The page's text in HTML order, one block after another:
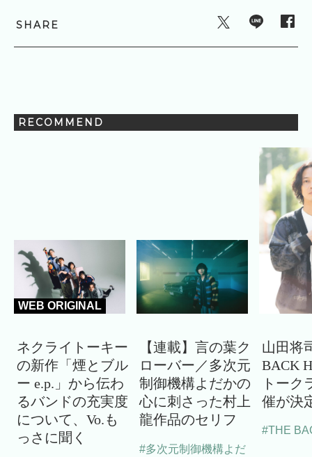
SHARE
RECOMMEND
WEB ORIGINAL
ネクライトーキー
の新作「煙とブル
ー e.p.」から伝わ
るバンドの充実度
について、Vo.も
っさに聞く
【連載】言の葉ク
ローバー／多次元
制御機構よだかの
心に刺さった村上
龍作品のセリフ
#多次元制御機構よだ
山田将
BACK
トーク
催が決
#THE